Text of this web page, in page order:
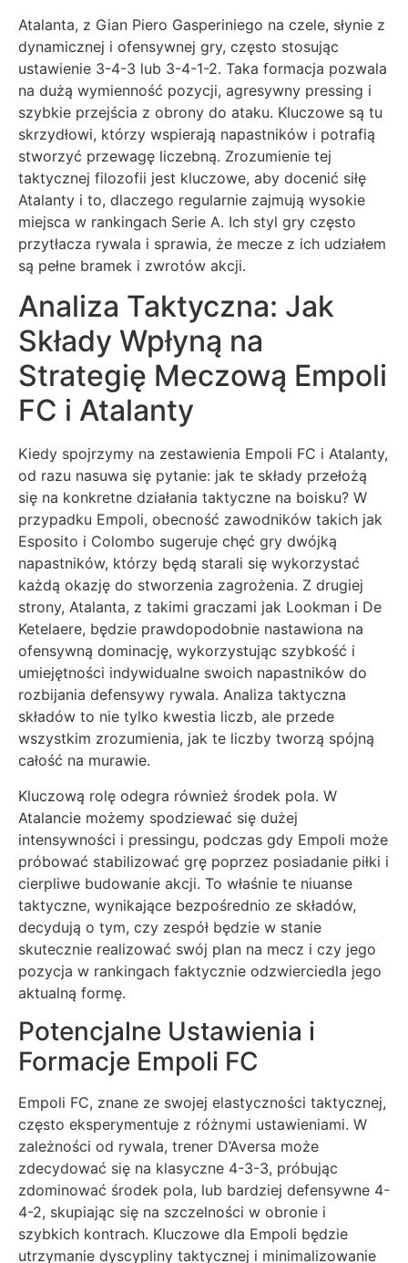
Atalanta, z Gian Piero Gasperiniego na czele, słynie z
dynamicznej i ofensywnej gry, często stosując
ustawienie 3-4-3 lub 3-4-1-2. Taka formacja pozwala
na dużą wymienność pozycji, agresywny pressing i
szybkie przejścia z obrony do ataku. Kluczowe są tu
skrzydłowi, którzy wspierają napastników i potrafią
stworzyć przewagę liczebną. Zrozumienie tej
taktycznej filozofii jest kluczowe, aby docenić siłę
Atalanty i to, dlaczego regularnie zajmują wysokie
miejsca w rankingach Serie A. Ich styl gry często
przytłacza rywala i sprawia, że mecze z ich udziałem
są pełne bramek i zwrotów akcji.
Analiza Taktyczna: Jak
Składy Wpłyną na
Strategię Meczową Empoli
FC i Atalanty
Kiedy spojrzymy na zestawienia Empoli FC i Atalanty,
od razu nasuwa się pytanie: jak te składy przełożą
się na konkretne działania taktyczne na boisku? W
przypadku Empoli, obecność zawodników takich jak
Esposito i Colombo sugeruje chęć gry dwójką
napastników, którzy będą starali się wykorzystać
każdą okazję do stworzenia zagrożenia. Z drugiej
strony, Atalanta, z takimi graczami jak Lookman i De
Ketelaere, będzie prawdopodobnie nastawiona na
ofensywną dominację, wykorzystując szybkość i
umiejętności indywidualne swoich napastników do
rozbijania defensywy rywala. Analiza taktyczna
składów to nie tylko kwestia liczb, ale przede
wszystkim zrozumienia, jak te liczby tworzą spójną
całość na murawie.
Kluczową rolę odegra również środek pola. W
Atalancie możemy spodziewać się dużej
intensywności i pressingu, podczas gdy Empoli może
próbować stabilizować grę poprzez posiadanie piłki i
cierpliwe budowanie akcji. To właśnie te niuanse
taktyczne, wynikające bezpośrednio ze składów,
decydują o tym, czy zespół będzie w stanie
skutecznie realizować swój plan na mecz i czy jego
pozycja w rankingach faktycznie odzwierciedla jego
aktualną formę.
Potencjalne Ustawienia i
Formacje Empoli FC
Empoli FC, znane ze swojej elastyczności taktycznej,
często eksperymentuje z różnymi ustawieniami. W
zależności od rywala, trener D’Aversa może
zdecydować się na klasyczne 4-3-3, próbując
zdominować środek pola, lub bardziej defensywne 4-
4-2, skupiając się na szczelności w obronie i
szybkich kontrach. Kluczowe dla Empoli będzie
utrzymanie dyscypliny taktycznej i minimalizowanie